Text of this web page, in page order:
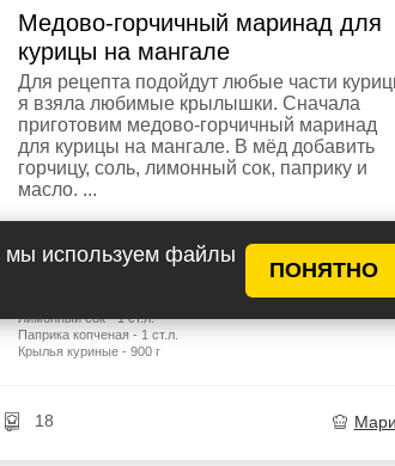
мы используем файлы
ПОНЯТНО
Медово-горчичный маринад для
курицы на мангале
Для рецепта подойдут любые части
я взяла любимые крылышки. Сначала
приготовим медово-горчичный маринад
для курицы на мангале. В мёд добавить
горчицу, соль, лимонный сок, паприку и
масло. ...
Мёд жидкий - 1 ст.л.
Лимонный сок - 1 ст.л.
Паприка копченая - 1 ст.л.
Крылья куриные - 900 г
18